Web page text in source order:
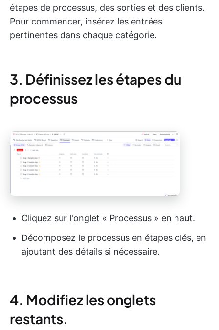
étapes de processus, des sorties et des clients.
Pour commencer, insérez les entrées
pertinentes dans chaque catégorie.
3. Définissez les étapes du
processus
Cliquez sur l'onglet « Processus » en haut.
Décomposez le processus en étapes clés, en
ajoutant des détails si nécessaire.
4. Modifiez les onglets
restants.